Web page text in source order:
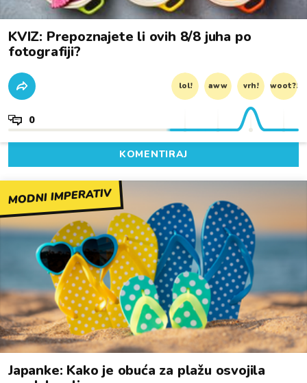
KVIZ: Prepoznajete li ovih 8/8 juha po
fotografiji?
lol! aww vrh! woot?!
0
KOMENTIRAJ
MODNI IMPERATIV
Japanke: Kako je obuća za plažu osvojila